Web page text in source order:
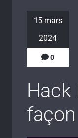
15 mars
2024
0
Hack